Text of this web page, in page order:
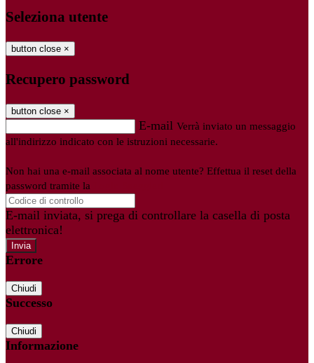
Seleziona utente
button close ×
Recupero password
button close ×
E-mail Verrà inviato un messaggio
all'indirizzo indicato con le istruzioni necessarie.
Non hai una e-mail associata al nome utente? Effettua il reset della
password tramite la
E-mail inviata, si prega di controllare la casella di posta
elettronica!
Errore
Chiudi
Successo
Chiudi
Informazione